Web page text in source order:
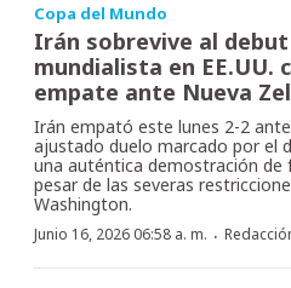
Copa del Mundo
Irán sobrevive al debut
mundialista en EE.UU.
empate ante Nueva
Irán empató este lunes 2-2
ajustado duelo marcado por el
una auténtica demostración de
pesar de las severas
Washington.
Junio 16, 2026 06:58 a. m. ·